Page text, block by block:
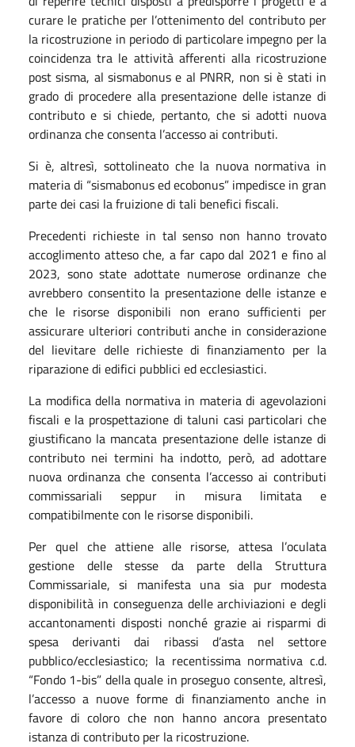
curare le pratiche per l’ottenimento del contributo per
la ricostruzione in periodo di particolare impegno per la
coincidenza tra le attività afferenti alla ricostruzione
post sisma, al sismabonus e al PNRR, non si è stati in
grado di procedere alla presentazione delle istanze di
contributo e si chiede, pertanto, che si adotti nuova
ordinanza che consenta l’accesso ai contributi.
Si è, altresì, sottolineato che la nuova normativa in
materia di “sismabonus ed ecobonus” impedisce in gran
parte dei casi la fruizione di tali benefici fiscali.
Precedenti richieste in tal senso non hanno trovato
accoglimento atteso che, a far capo dal 2021 e fino al
2023, sono state adottate numerose ordinanze che
avrebbero consentito la presentazione delle istanze e
che le risorse disponibili non erano sufficienti per
assicurare ulteriori contributi anche in considerazione
del lievitare delle richieste di finanziamento per la
riparazione di edifici pubblici ed ecclesiastici.
La modifica della normativa in materia di agevolazioni
fiscali e la prospettazione di taluni casi particolari che
giustificano la mancata presentazione delle istanze di
contributo nei termini ha indotto, però, ad adottare
nuova ordinanza che consenta l’accesso ai contributi
commissariali seppur in misura limitata e
compatibilmente con le risorse disponibili.
Per quel che attiene alle risorse, attesa l’oculata
gestione delle stesse da parte della Struttura
Commissariale, si manifesta una sia pur modesta
disponibilità in conseguenza delle archiviazioni e degli
accantonamenti disposti nonché grazie ai risparmi di
spesa derivanti dai ribassi d’asta nel settore
pubblico/ecclesiastico; la recentissima normativa c.d.
“Fondo 1-bis” della quale in proseguo consente, altresì,
l’accesso a nuove forme di finanziamento anche in
favore di coloro che non hanno ancora presentato
istanza di contributo per la ricostruzione.